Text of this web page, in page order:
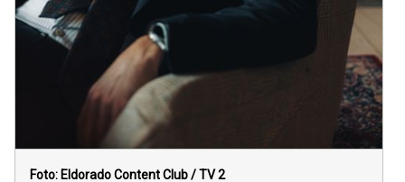
Foto: Eldorado Content Club / TV 2